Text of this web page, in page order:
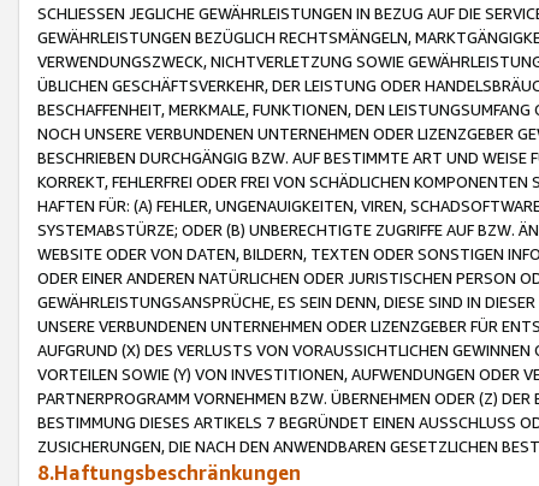
SCHLIESSEN JEGLICHE GEWÄHRLEISTUNGEN IN BEZUG AUF DIE
GEWÄHRLEISTUNGEN BEZÜGLICH RECHTSMÄNGELN,
VERWENDUNGSZWECK, NICHTVERLETZUNG SOWIE
ÜBLICHEN GESCHÄFTSVERKEHR, DER LEISTUNG ODER
BESCHAFFENHEIT, MERKMALE, FUNKTIONEN, DEN
NOCH UNSERE VERBUNDENEN UNTERNEHMEN ODER LIZENZGEBER
BESCHRIEBEN DURCHGÄNGIG BZW. AUF BESTIMMTE ART UND
KORREKT, FEHLERFREI ODER FREI VON SCHÄDLICHEN
HAFTEN FÜR: (A) FEHLER, UNGENAUIGKEITEN, VIREN,
SYSTEMABSTÜRZE; ODER (B) UNBERECHTIGTE ZUGRIFFE AUF BZW.
WEBSITE ODER VON DATEN, BILDERN, TEXTEN ODER SONSTIGEN
ODER EINER ANDEREN NATÜRLICHEN ODER JURISTISCHEN PERSON
GEWÄHRLEISTUNGSANSPRÜCHE, ES SEIN DENN, DIESE SIND IN
UNSERE VERBUNDENEN UNTERNEHMEN ODER LIZENZGEBER FÜR
AUFGRUND (X) DES VERLUSTS VON VORAUSSICHTLICHEN
VORTEILEN SOWIE (Y) VON INVESTITIONEN, AUFWENDUNGEN ODER
PARTNERPROGRAMM VORNEHMEN BZW. ÜBERNEHMEN ODER (Z)
BESTIMMUNG DIESES ARTIKELS 7 BEGRÜNDET EINEN AUSSCHLUSS
ZUSICHERUNGEN, DIE NACH DEN ANWENDBAREN GESETZLICHEN
8.Haftungsbeschränkungen